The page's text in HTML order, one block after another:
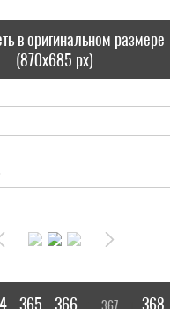
в оригинальном размере
(870x685 px)
365 366 368